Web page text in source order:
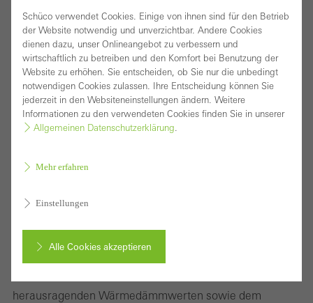
Blockfensterserie mit verdecktem Flügel für
Das Blockfenstersystem Schüco AWS 75 BS.SI+ (Block
herausragenden Wärmedämmwerten sowie dem
Schüco verwendet Cookies. Einige von ihnen sind für den Betrieb
der Website notwendig und unverzichtbar. Andere Cookies
dienen dazu, unser Onlineangebot zu verbessern und
wirtschaftlich zu betreiben und den Komfort bei Benutzung der
Website zu erhöhen. Sie entscheiden, ob Sie nur die unbedingt
notwendigen Cookies zulassen. Ihre Entscheidung können Sie
jederzeit in den Websiteneinstellungen ändern. Weitere
Informationen zu den verwendeten Cookies finden Sie in unserer
Allgemeinen Datenschutzerklärung.
Mehr erfahren
Einstellungen
Alle Cookies akzeptieren
Abbrechen